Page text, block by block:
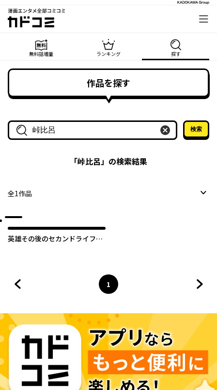
漫画エンタメ全部コミコミ
カドコミ
無料話増量 ランキング 探す
作品を探す
作品名・作家名で探す
検索
「峠比呂」の検索結果
全1作品
英雄その後のセカンドライフ
ページ
1
へ